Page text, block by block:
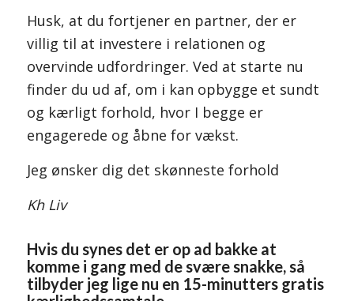
Husk, at du fortjener en partner, der er
villig til at investere i relationen og
overvinde udfordringer. Ved at starte nu
finder du ud af, om i kan opbygge et sundt
og kærligt forhold, hvor I begge er
engagerede og åbne for vækst.
Jeg ønsker dig det skønneste forhold
Kh Liv
Hvis du synes det er op ad bakke at
komme i gang med de svære snakke, så
tilbyder jeg lige nu en 15-minutters gratis